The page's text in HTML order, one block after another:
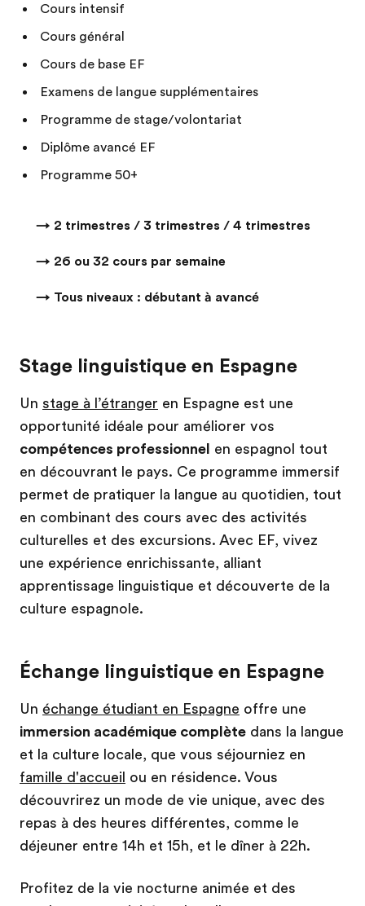
Cours intensif
Cours général
Cours de base EF
Examens de langue supplémentaires
Programme de stage/volontariat
Diplôme avancé EF
Programme 50+
→ 2 trimestres / 3 trimestres / 4 trimestres
→ 26 ou 32 cours par semaine
→ Tous niveaux : débutant à avancé
Stage linguistique en Espagne
Un stage à l’étranger en Espagne est une
opportunité idéale pour améliorer vos
compétences professionnel en espagnol tout
en découvrant le pays. Ce programme immersif
permet de pratiquer la langue au quotidien, tout
en combinant des cours avec des activités
culturelles et des excursions. Avec EF, vivez
une expérience enrichissante, alliant
apprentissage linguistique et découverte de la
culture espagnole.
Échange linguistique en Espagne
Un échange étudiant en Espagne offre une
immersion académique complète dans la langue
et la culture locale, que vous séjourniez en
famille d'accueil ou en résidence. Vous
découvrirez un mode de vie unique, avec des
repas à des heures différentes, comme le
déjeuner entre 14h et 15h, et le dîner à 22h.
Profitez de la vie nocturne animée et des